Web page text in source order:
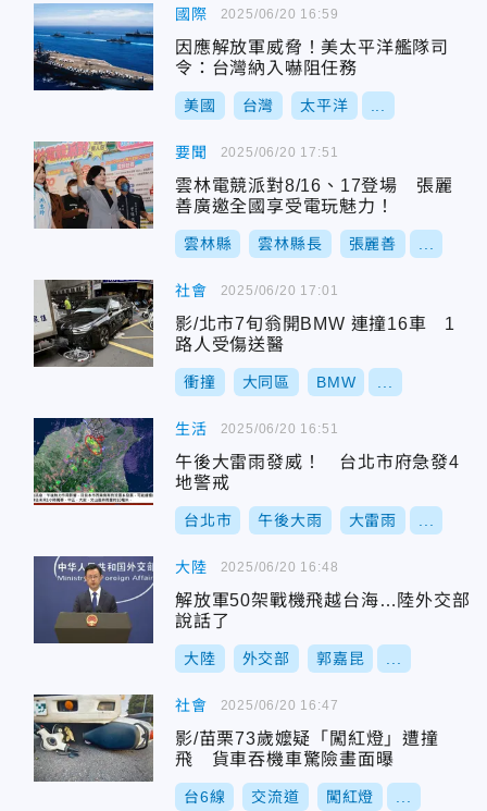
國際
因應解放軍威脅！美太平洋艦隊司
令：台灣納入嚇阻任務
美國 台灣 太平洋
2025/06/20 16:59
要聞
雲林電競派對8/16、17登場 張麗
善廣邀全國享受電玩魅力！
雲林縣 雲林縣長 張麗善
2025/06/20 17:51
社會
影/北市7旬翁開BMW 連撞16車 1
路人受傷送醫
衝撞 大同區 BMW
2025/06/20 17:01
生活
午後大雷雨發威！ 台北市府急發4
地警戒
台北市 午後大雨 大雷雨
2025/06/20 16:51
大陸
解放軍50架戰機飛越台海…陸外交部
說話了
大陸 外交部 郭嘉昆
2025/06/20 16:48
社會
影/苗栗73歲嬤疑「闖紅燈」遭撞
飛 貨車吞機車驚險畫面曝
台6線 交流道 闖紅燈
2025/06/20 16:47